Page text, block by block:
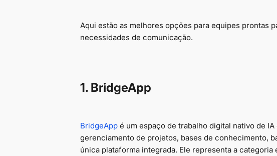
Aqui estão as melhores opções para equipes prontas
necessidades de comunicação.
1. BridgeApp
BridgeApp é um espaço de trabalho digital nativo de
gerenciamento de projetos, bases de conhecimento,
única plataforma integrada. Ele representa a